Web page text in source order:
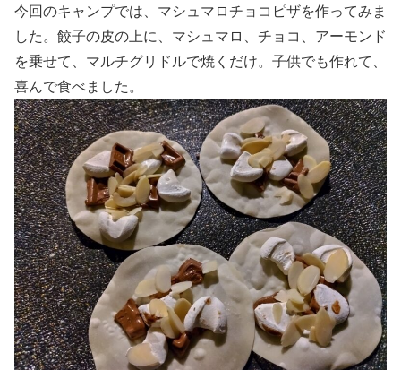
今回のキャンプでは、マシュマロチョコピザを作ってみま
した。餃子の皮の上に、マシュマロ、チョコ、アーモンド
を乗せて、マルチグリドルで焼くだけ。子供でも作れて、
喜んで食べました。